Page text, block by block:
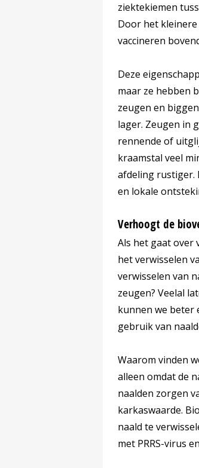
ziektekiemen
Door het
vaccineren
Deze
maar ze hebben
zeugen en
lager. Zeugen in
rennende of
kraamstal veel
afdeling rustiger.
en lokale
Verhoogt de
Als het gaat over
het verwisselen
verwisselen van
zeugen? Veelal
kunnen we beter
gebruik van
Waarom vinden
alleen omdat de
naalden zorgen
karkaswaarde.
naald te
met PRRS-virus